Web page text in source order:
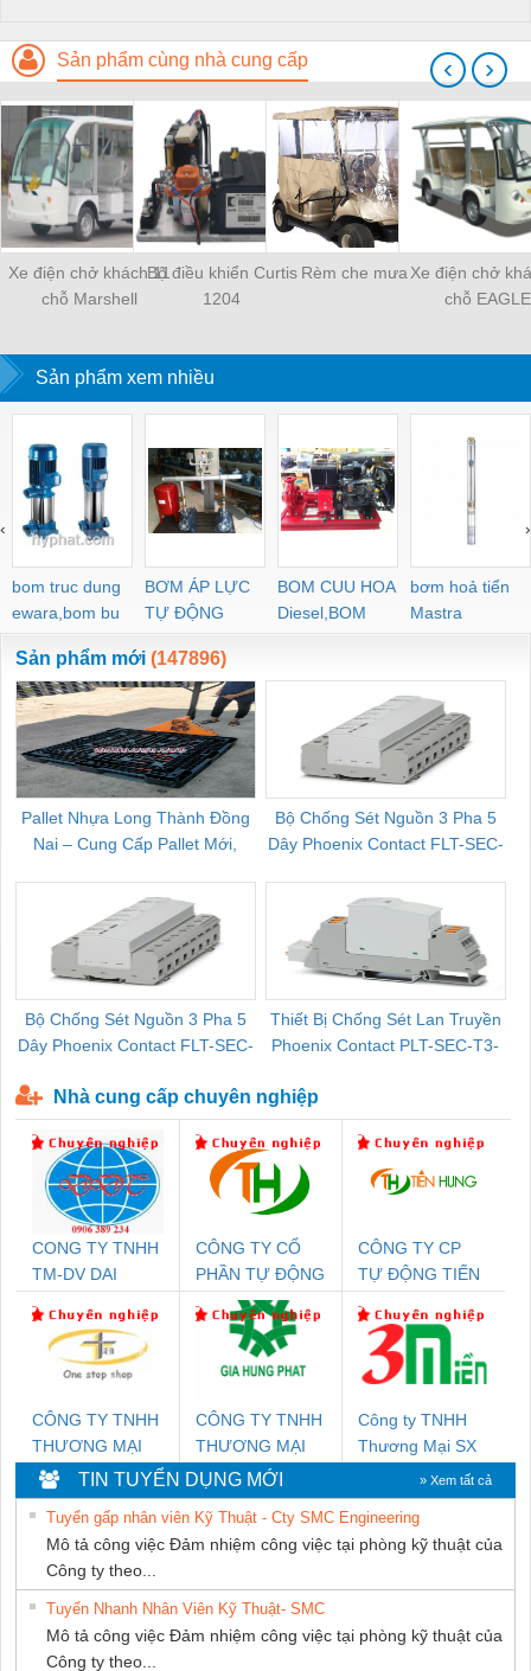
Sản phẩm cùng nhà cung cấp
Xe điện chở khách 11
chỗ Marshell
Bộ điều khiển Curtis
1204
Rèm che mưa Xe điện chở
chỗ EAGLE
‹ ›
Sản phẩm xem nhiều
bom truc dung
ewara,bom bu
ewara
BƠM ÁP LỰC
TỰ ĐỘNG
BOM CUU HOA
Diesel,BOM
CHUA CHAY
bơm hoả tiển
Mastra
‹ ›
Sản phẩm mới (147896)
Pallet Nhựa Long Thành Đồng
Nai – Cung Cấp Pallet Mới,
Bộ Chống Sét Nguồn 3 Pha 5
Dây Phoenix Contact FLT-SEC-
Bộ Chống Sét Nguồn 3 Pha 5
Dây Phoenix Contact FLT-SEC-
Thiết Bị Chống Sét Lan Truyền
Phoenix Contact PLT-SEC-T3-
Nhà cung cấp chuyên nghiệp
CONG TY TNHH
TM-DV DAI
CÔNG TY CỔ
PHẦN TỰ ĐỘNG
TIẾN HƯNG
CÔNG TY CP
TỰ ĐỘNG TIẾN
CÔNG TY TNHH
THƯƠNG MẠI
THIÊN ÂN VIỆT
NAM
CÔNG TY TNHH
THƯƠNG MẠI
DỊCH VỤ KỸ
THUẬT ĐIỆN CƠ
GIA HƯNG
PHÁT
Công ty TNHH
Thương Mại SX
TIN TUYỂN DỤNG MỚI » Xem tất cả
Tuyển gấp nhân viên Kỹ Thuật - Cty SMC Engineering
Mô tả công việc Đảm nhiệm công việc tại phòng kỹ thuật của
Công ty theo...
Tuyển Nhanh Nhân Viên Kỹ Thuật- SMC
Mô tả công việc Đảm nhiệm công việc tại phòng kỹ thuật của
Công ty theo...